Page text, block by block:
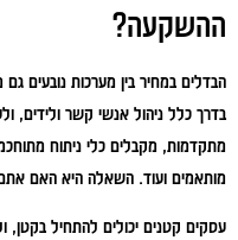
ההשקעה?
הבדלים במחיר בין מערכות נובעים
בדרך כלל ניהול אנשי קשר ולידים,
מתקדמות, מקבלים כלי ניתוח
מותאמים ועוד. השאלה היא האם
עסקים קטנים יכולים להתחיל בקטן,